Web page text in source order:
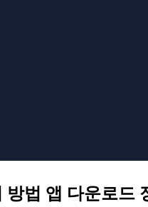
방법 앱 다운로드